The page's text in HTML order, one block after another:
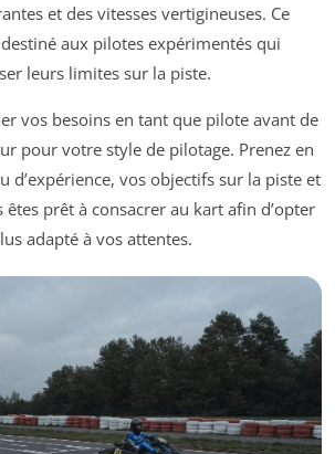
et des vitesses vertigineuses. Ce
aux pilotes expérimentés qui
leurs limites sur la piste.
vos besoins en tant que pilote avant de
pour votre style de pilotage. Prenez en
d’expérience, vos objectifs sur la piste et
êtes prêt à consacrer au kart afin d’opter
adapté à vos attentes.